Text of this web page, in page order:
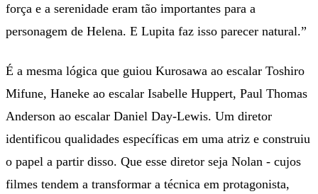
força e a serenidade eram tão importantes para a
personagem de Helena. E Lupita faz isso parecer natural.”
É a mesma lógica que guiou Kurosawa ao escalar Toshiro
Mifune, Haneke ao escalar Isabelle Huppert, Paul Thomas
Anderson ao escalar Daniel Day-Lewis. Um diretor
identificou qualidades específicas em uma atriz e construiu
o papel a partir disso. Que esse diretor seja Nolan - cujos
filmes tendem a transformar a técnica em protagonista,